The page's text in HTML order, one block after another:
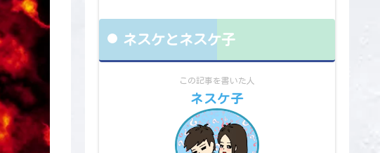
ネスケとネスケ子
この記事を書いた人
ネスケ子